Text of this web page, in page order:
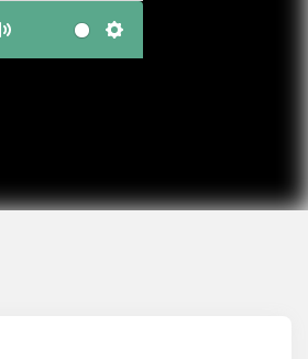
Mute Settings